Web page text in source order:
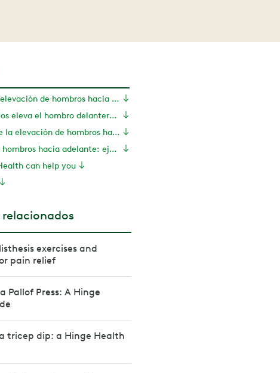
¿Qué es una elevación de hombros hacia adelante?
¿Qué músculos eleva el hombro delantero?
Beneficios de la elevación de hombros hacia adelante
Elevación de hombros hacia adelante: ejercicios y modificaciones
can help you
exercises and
pain relief
Pallof Press: A Hinge
tricep dip: a Hinge Health